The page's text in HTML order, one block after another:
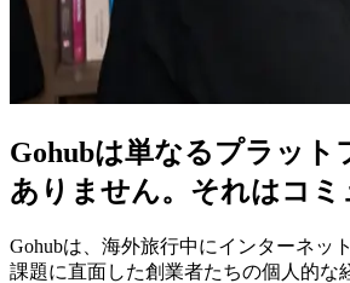
Gohubは単なるプラット
ありません。それはコ
Gohubは、海外旅行中にインターネッ
課題に直面した創業者たちの個人的な